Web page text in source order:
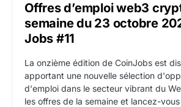
Offres d’emploi web3
semaine du 23 octobre
Jobs #11
La onzième édition de CoinJobs est
apportant une nouvelle sélection
d'emploi dans le secteur vibrant du
les offres de la semaine et lancez-